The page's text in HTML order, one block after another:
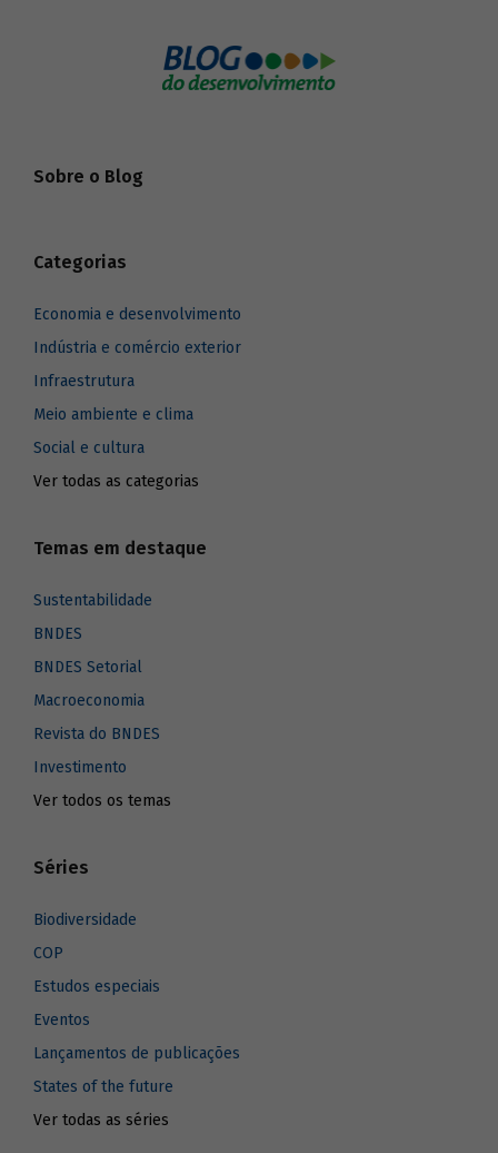
Sobre o Blog
Categorias
Economia e desenvolvimento
Indústria e comércio exterior
Infraestrutura
Meio ambiente e clima
Social e cultura
Ver todas as categorias
Temas em destaque
Sustentabilidade
BNDES
BNDES Setorial
Macroeconomia
Revista do BNDES
Investimento
Ver todos os temas
Séries
Biodiversidade
COP
Estudos especiais
Eventos
Lançamentos de publicações
States of the future
Ver todas as séries